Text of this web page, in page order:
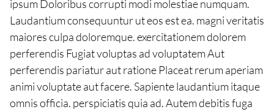
ipsum Doloribus corrupti modi molestiae numquam.
Laudantium consequuntur ut eos est ea. magni veritatis
maiores culpa doloremque. exercitationem dolorem
perferendis Fugiat voluptas ad voluptatem Aut
perferendis pariatur aut ratione Placeat rerum aperiam
animi voluptate aut facere. Sapiente laudantium itaque
omnis officia. perspiciatis quia ad. Autem debitis fuga